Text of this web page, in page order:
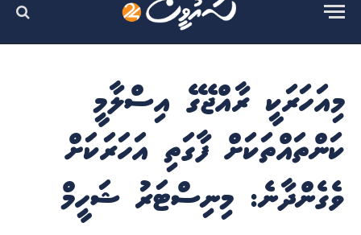
މިއަހަރަކީ ރާއްޖޭގެ އިސްލާމީ
ކަންތައްތަކަށް ފާގަތި އަހަރަކަށް
ވެގެންދާނެ: މިނިސްޓަރު ޝަހީމް